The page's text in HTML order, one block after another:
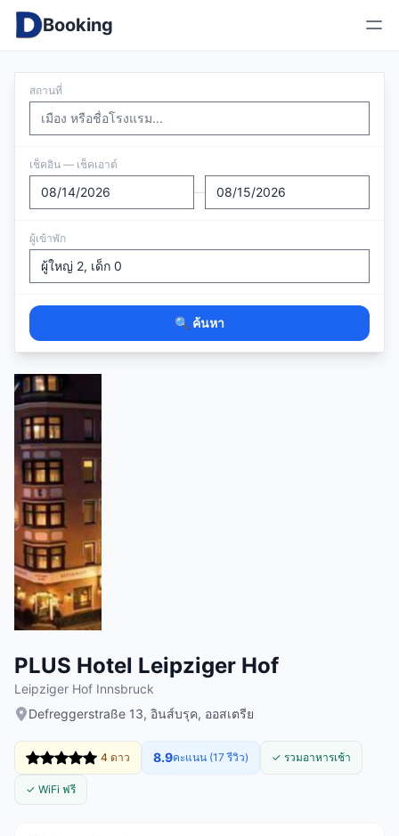
Booking
สถานที่
เช็คอิน — เช็คเอาต์
—
ผู้เข้าพัก
🔍 ค้นหา
PLUS Hotel Leipziger Hof
Leipziger Hof Innsbruck
Defreggerstraße 13, อินส์บรุค, ออสเตรีย
4 ดาว 8.9คะแนน (17 รีวิว) ✓ รวมอาหารเช้า
✓ WiFi ฟรี